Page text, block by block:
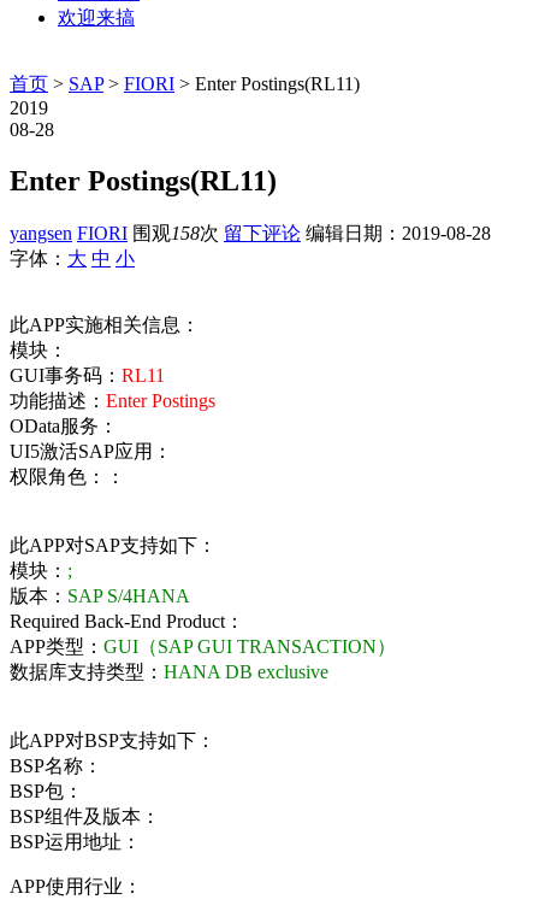
欢迎来搞
首页 > SAP> FIORI > Enter Postings(RL11)
2019
08-28
Enter Postings(RL11)
yangsen FIORI 围观158次 留下评论 编辑日期： 2019-08-28
字体： 大 中 小
此APP实施相关信息：
模块：
GUI事务码： RL11
功能描述： Enter Postings
OData服务：
UI5激活SAP应用：
权限角色：：
此APP对SAP支持如下：
模块： ;
版本： SAP S/4HANA
Required Back-End Product：
APP类型： GUI（SAP GUI TRANSACTION）
数据库支持类型： HANA DB exclusive
此APP对BSP支持如下：
BSP名称：
BSP包：
BSP组件及版本：
BSP运用地址：
APP使用行业：